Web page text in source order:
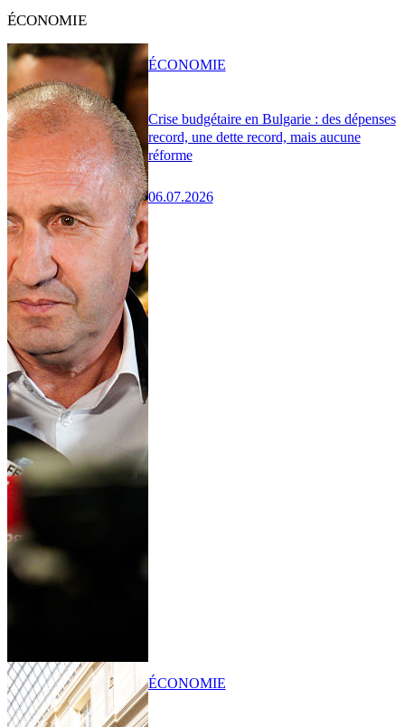
ÉCONOMIE
Crise budgétaire en Bulgarie : des dépenses
record, une dette record, mais aucune
réforme
06.07.2026
ÉCONOMIE
ÉCONOMIE